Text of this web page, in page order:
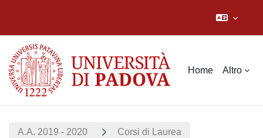
Home Altro
A.A. 2019 - 2020 Corsi di Laurea